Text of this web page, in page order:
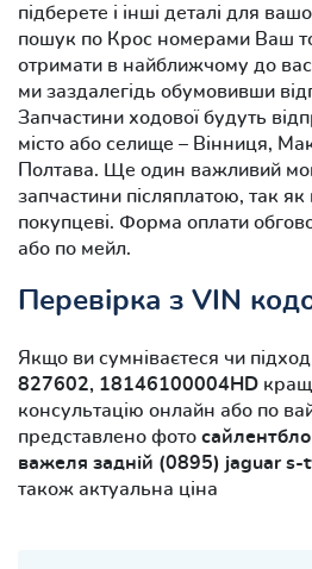
підберете і інші деталі для
пошук по Крос номерами Ваш
отримати в найближчому до
ми заздалегідь обумовивши
Запчастини ходової будуть
місто або селище – Вінниця,
Полтава. Ще один важливий
запчастини післяплатою, так
покупцеві. Форма оплати
або по мейл.
Перевірка з VIN
Якщо ви сумніваєтеся чи
827602, 18146100004HD
консультацію онлайн або по
представлено фото
важеля задній (0895) jaguar
також актуальна ціна